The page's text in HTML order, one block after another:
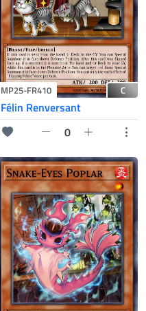
MP25-FR410 C
Félin Renversant
0